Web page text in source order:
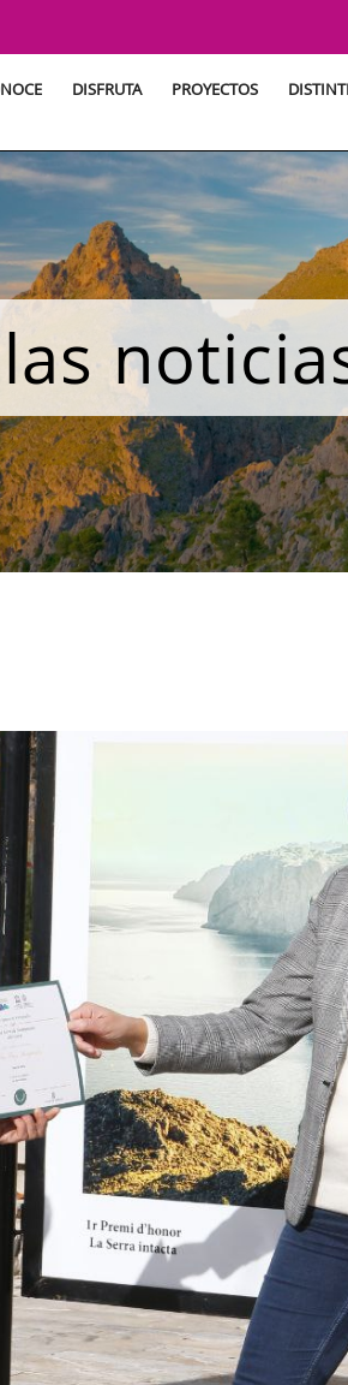
DISFRUTA PROYECTOS